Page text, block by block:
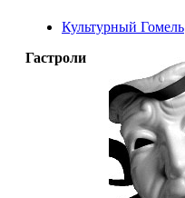
Культурный Гомель
Гастроли